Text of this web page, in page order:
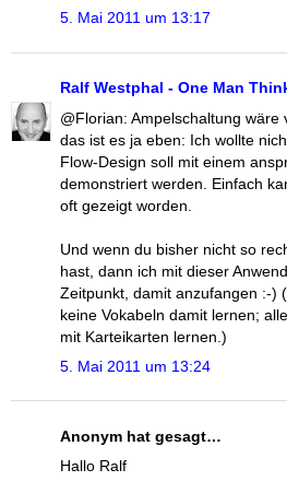
5. Mai 2011 um 13:17
Ralf Westphal - One Man
@Florian: Ampelschaltung wäre
das ist es ja eben: Ich wollte
Flow-Design soll mit einem
demonstriert werden. Einfach
oft gezeigt worden.
Und wenn du bisher nicht so
hast, dann ich mit dieser
Zeitpunkt, damit anzufangen :-)
keine Vokabeln damit lernen;
mit Karteikarten lernen.)
5. Mai 2011 um 13:24
Anonym hat gesagt…
Hallo Ralf